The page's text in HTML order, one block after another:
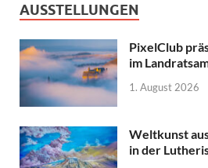
AUSSTELLUNGEN
PixelClub
im
1. August 2026
Weltkunst
in der